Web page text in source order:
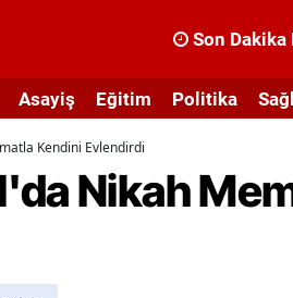
Son Dakika
Asayiş Eğitim Politika
Kendini Evlendirdi
Nikah